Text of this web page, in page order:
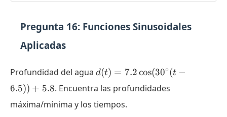
Pregunta 16: Funciones Sinusoidales
Aplicadas
Profundidad del agua d(t) = 7.2
\cos(30^{\circ}
(t - 6.5)) + 5.8
d(t) = 7.2cos(30∘(t −
6.5)) + 5.8. Encuentra las profundidades
máxima/mínima y los tiempos.